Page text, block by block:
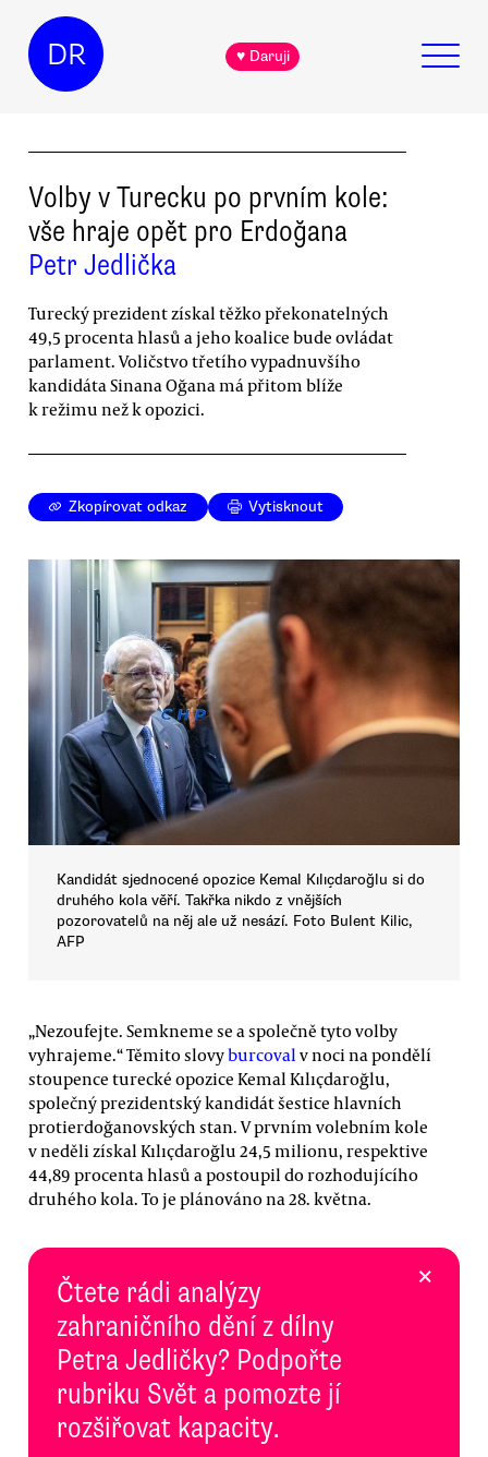
DR ♥ Daruji
Volby v Turecku po prvním kole:
vše hraje opět pro Erdoğana
Petr Jedlička
Turecký prezident získal těžko překonatelných
49,5 procenta hlasů a jeho koalice bude ovládat
parlament. Voličstvo třetího vypadnuvšího
kandidáta Sinana Oğana má přitom blíže
k režimu než k opozici.
Zkopírovat odkaz Vytisknout
Kandidát sjednocené opozice Kemal Kılıçdaroğlu si do
druhého kola věří. Takřka nikdo z vnějších
pozorovatelů na něj ale už nesází. Foto Bulent Kilic,
AFP
„Nezoufejte. Semkneme se a společně tyto volby
vyhrajeme.“ Těmito slovyburcoval v noci na pondělí
stoupence turecké opozice Kemal Kılıçdaroğlu,
společný prezidentský kandidát šestice hlavních
protierdoğanovských stan. V prvním volebním kole
v neděli získal Kılıçdaroğlu 24,5 milionu, respektive
44,89 procenta hlasů a postoupil do rozhodujícího
druhého kola. To je plánováno na 28. května.
Čtete rádi analýzy
zahraničního dění z dílny
Petra Jedličky? Podpořte
rubriku Svět a pomozte jí
rozšiřovat kapacity.
×